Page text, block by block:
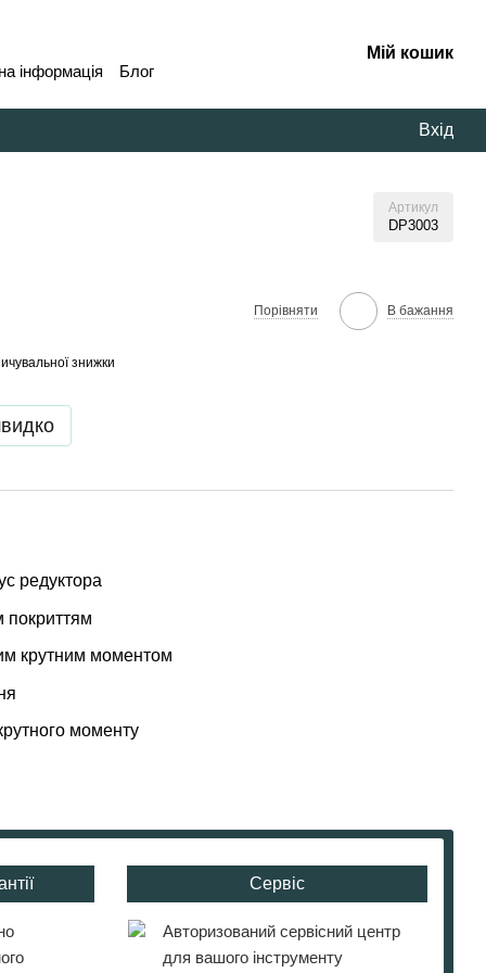
інформація Блог
Мій кошик
Вхід
Артикул
DP3003
Порівняти В бажання
знижки
редуктора
покриттям
крутним моментом
моменту
Сервіс
Авторизований сервісний центр
для вашого інструменту